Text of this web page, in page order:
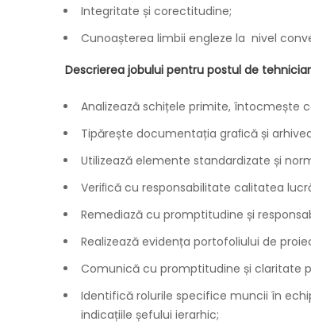
Integritate și corectitudine;
Cunoașterea limbii engleze la nivel
Descrierea jobului pentru postul de
Analizează schițele primite, întocmește
Tipărește documentația graﬁcă și
Utilizează elemente standardizate și
Veriﬁcă cu responsabilitate calitatea
Remediază cu promptitudine și
Realizează evidența portofoliului de
Comunică cu promptitudine și claritate
Identifică rolurile specifice muncii în
indicațiile șefului ierarhic;